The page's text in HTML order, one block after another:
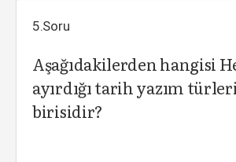
5.Soru
Aşağıdakilerden hangisi
ayırdığı tarih yazım
birisidir?